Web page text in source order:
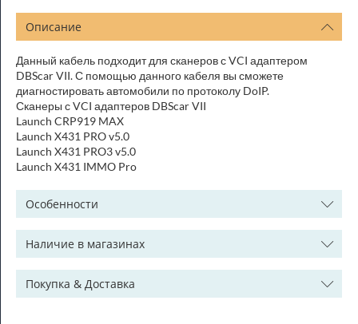
Описание
Данный кабель подходит для сканеров с VCI адаптером
DBScar VII. С помощью данного кабеля вы сможете
диагностировать автомобили по протоколу DoIP.
Сканеры с VCI адаптеров DBScar VII
Launch CRP919 MAX
Launch X431 PRO v5.0
Launch X431 PRO3 v5.0
Launch X431 IMMO Pro
Особенности
Наличие в магазинах
Покупка & Доставка